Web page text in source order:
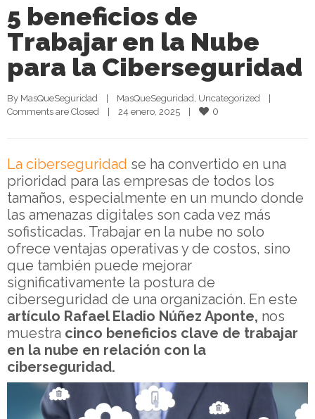
5 beneficios de
Trabajar en la Nube
para la Ciberseguridad
By MasQueSeguridad | MasQueSeguridad Uncategorized
|
Comments are Closed
| 24 enero, 2025 | 0
La ciberseguridad se ha convertido en una
prioridad para las empresas de todos los
tamaños, especialmente en un mundo donde
las amenazas digitales son cada vez más
sofisticadas. Trabajar en la nube no solo
ofrece ventajas operativas y de costos, sino
que también puede mejorar
significativamente la postura de
ciberseguridad de una organización. En este
artículo Rafael Eladio Núñez Aponte, nos
muestra cinco beneficios clave de trabajar
en la nube en relación con la
ciberseguridad.